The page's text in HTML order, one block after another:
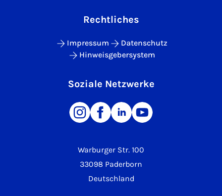
Warburger Str. 100
33098 Paderborn
Deutschland
Rechtliches
Impressum
Datenschutz
Hinweisgebersystem
Soziale Netzwerke